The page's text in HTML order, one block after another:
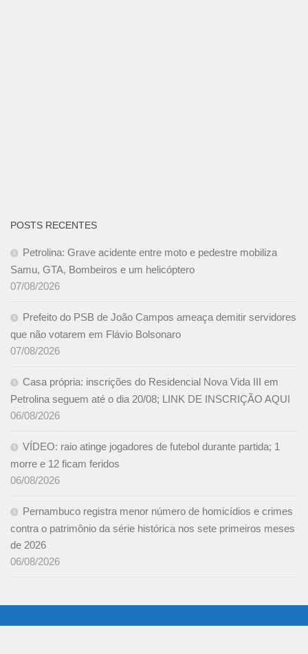
POSTS RECENTES
Petrolina: Grave acidente entre moto e pedestre mobiliza
Samu, GTA, Bombeiros e um helicóptero
07/08/2026
Prefeito do PSB de João Campos ameaça demitir servidores
que não votarem em Flávio Bolsonaro
07/08/2026
Casa própria: inscrições do Residencial Nova Vida III em
Petrolina seguem até o dia 20/08; LINK DE INSCRIÇÃO AQUI
06/08/2026
VÍDEO: raio atinge jogadores de futebol durante partida; 1
morre e 12 ficam feridos
06/08/2026
Pernambuco registra menor número de homicídios e crimes
contra o patrimônio da série histórica nos sete primeiros meses
de 2026
06/08/2026